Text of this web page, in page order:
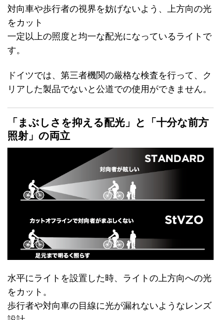
対向車や歩行者の視界を妨げないよう、上方向の光
をカット
一定以上の照度と均一な配光になっているライトで
す。
ドイツでは、第三者機関の厳格な検査を行って、ク
リアした製品でないと公道での使用ができません。
「 まぶしさを抑える配光 」と「十分な前方
照射 」の両立
水平にライトを設置した時、ライトの上方向への光
をカット。
歩行者や対向車の目線に光が漏れないようなレンズ